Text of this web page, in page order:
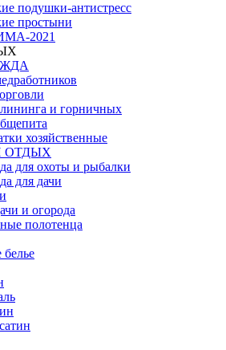
подушки-антистресс
простыни
2021
и горничных
хозяйственные
ОТДЫХ
для охоты и рыбалки
для дачи
и огорода
полотенца
белье